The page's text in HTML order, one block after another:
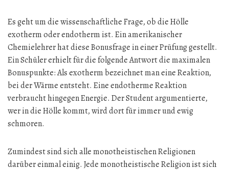
Es geht um die wissenschaftliche Frage, ob die Hölle
exotherm oder endotherm ist. Ein amerikanischer
Chemielehrer hat diese Bonusfrage in einer Prüfung gestellt.
Ein Schüler erhielt für die folgende Antwort die maximalen
Bonuspunkte: Als exotherm bezeichnet man eine Reaktion,
bei der Wärme entsteht. Eine endotherme Reaktion
verbraucht hingegen Energie. Der Student argumentierte,
wer in die Hölle kommt, wird dort für immer und ewig
schmoren.
Zumindest sind sich alle monotheistischen Religionen
darüber einmal einig. Jede monotheistische Religion ist sich